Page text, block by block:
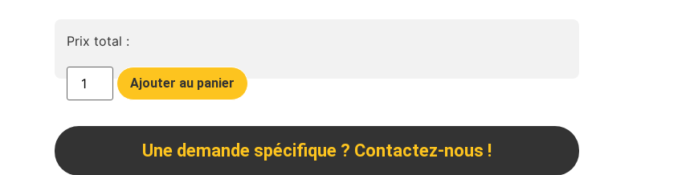
Prix total :
Ajouter au panier
Une demande spécifique ? Contactez-nous !